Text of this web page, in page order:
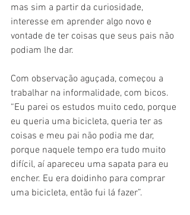
mas sim a partir da curiosidade,
interesse em aprender algo novo e
vontade de ter coisas que seus pais não
podiam lhe dar.
Com observação aguçada, começou a
trabalhar na informalidade, com bicos.
“Eu parei os estudos muito cedo, porque
eu queria uma bicicleta, queria ter as
coisas e meu pai não podia me dar,
porque naquele tempo era tudo muito
difícil, aí apareceu uma sapata para eu
encher. Eu era doidinho para comprar
uma bicicleta, então fui lá fazer”.